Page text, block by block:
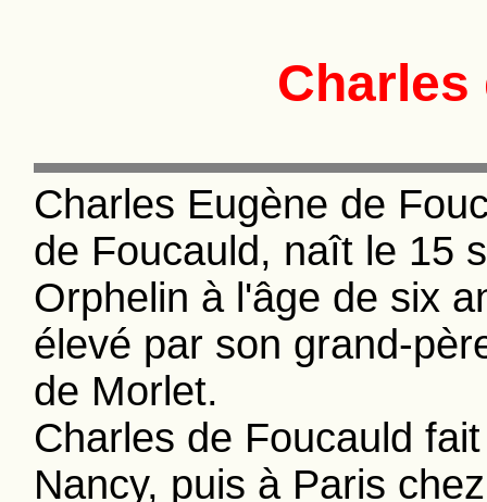
Charles
Charles Eugène de
de Foucauld, naît le 15
Orphelin à l'âge de six
élevé par son grand-
de Morlet.
Charles de Foucauld
Nancy, puis à Paris